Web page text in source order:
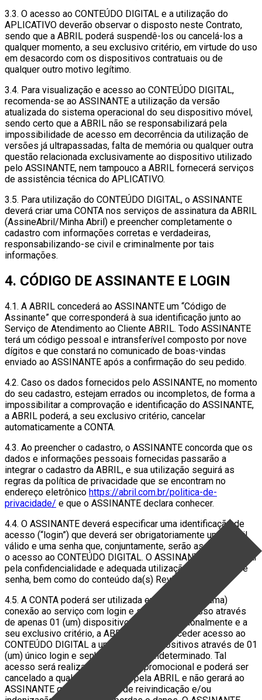
3.3. O acesso ao CONTEÚDO DIGITAL e a utilização do
APLICATIVO deverão observar o disposto neste Contrato,
sendo que a ABRIL poderá suspendê-los ou cancelá-los a
qualquer momento, a seu exclusivo critério, em virtude do uso
em desacordo com os dispositivos contratuais ou de
qualquer outro motivo legítimo.
3.4. Para visualização e acesso ao CONTEÚDO DIGITAL,
recomenda-se ao ASSINANTE a utilização da versão
atualizada do sistema operacional do seu dispositivo móvel,
sendo certo que a ABRIL não se responsabilizará pela
impossibilidade de acesso em decorrência da utilização de
versões já ultrapassadas, falta de memória ou qualquer outra
questão relacionada exclusivamente ao dispositivo utilizado
pelo ASSINANTE, nem tampouco a ABRIL fornecerá serviços
de assistência técnica do APLICATIVO.
3.5. Para utilização do CONTEÚDO DIGITAL, o ASSINANTE
deverá criar uma CONTA nos serviços de assinatura da ABRIL
(AssineAbril/Minha Abril) e preencher completamente o
cadastro com informações corretas e verdadeiras,
responsabilizando-se civil e criminalmente por tais
informações.
4. CÓDIGO DE ASSINANTE E LOGIN
4.1. A ABRIL concederá ao ASSINANTE um “Código de
Assinante” que corresponderá à sua identificação junto ao
Serviço de Atendimento ao Cliente ABRIL. Todo ASSINANTE
terá um código pessoal e intransferível composto por nove
dígitos e que constará no comunicado de boas-vindas
enviado ao ASSINANTE após a confirmação do seu pedido.
4.2. Caso os dados fornecidos pelo ASSINANTE, no momento
do seu cadastro, estejam errados ou incompletos, de forma a
impossibilitar a comprovação e identificação do ASSINANTE,
a ABRIL poderá, a seu exclusivo critério, cancelar
automaticamente a CONTA.
4.3. Ao preencher o cadastro, o ASSINANTE concorda que os
dados e informações pessoais fornecidas passarão a
integrar o cadastro da ABRIL, e sua utilização seguirá as
regras da política de privacidade que se encontram no
endereço eletrônico https://abril.com.br/politica-de-
privacidade/ e que o ASSINANTE declara conhecer.
4.4. O ASSINANTE deverá especificar uma identificação de
acesso (“login”) que deverá ser obrigatoriamente um e-mail
válido e uma senha que, conjuntamente, serão as chaves para
o acesso ao CONTEÚDO DIGITAL. O ASSINANTE deverá zelar
pela confidencialidade e adequada utilização de seu login e
senha, bem como do conteúdo da(s) Revista(s).
4.5. A CONTA poderá ser utilizada em apenas 01 (uma)
conexão ao serviço com login e senha com acesso através
de apenas 01 (um) dispositivo por vez. Ocasionalmente e a
seu exclusivo critério, a ABRIL poderá conceder acesso ao
CONTEÚDO DIGITAL a um ou mais dispositivos através de 01
(um) único login e senha, por tempo indeterminado. Tal
acesso será realizado em caráter promocional e poderá ser
cancelado a qualquer momento pela ABRIL e não gerará ao
ASSINANTE qualquer direito de reivindicação e/ou